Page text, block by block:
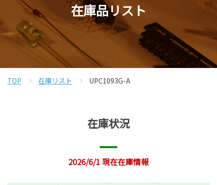
在庫品リスト
TOP 在庫リスト UPC1093G-A
在庫状況
2026/6/1 現在在庫情報